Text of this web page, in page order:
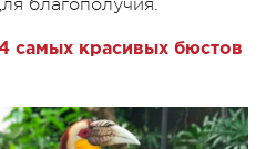
благополучия.
самых красивых бюстов